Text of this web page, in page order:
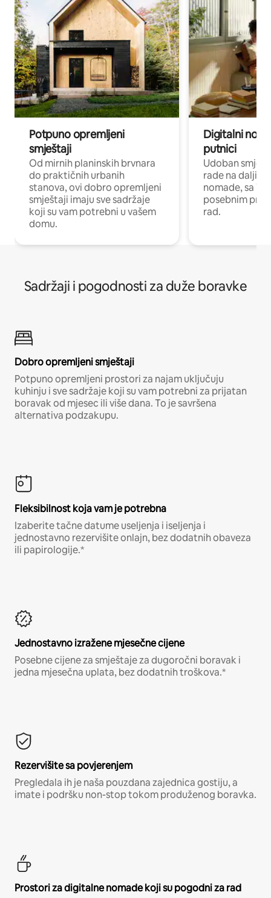
Potpuno opremljeni
smještaji
Od mirnih planinskih brvnara
do praktičnih urbanih
stanova, ovi dobro opremljeni
smještaji imaju sve sadržaje
koji su vam potrebni u vašem
domu.
Digitalni
putnici
Udoban
rade na
nomade, sa
posebnim
rad.
Sadržaji i pogodnosti za duže boravke
Dobro opremljeni smještaji
Potpuno opremljeni prostori za najam uključuju
kuhinju i sve sadržaje koji su vam potrebni za prijatan
boravak od mjesec ili više dana. To je savršena
alternativa podzakupu.
Fleksibilnost koja vam je potrebna
Izaberite tačne datume useljenja i iseljenja i
jednostavno rezervišite onlajn, bez dodatnih obaveza
ili papirologije.*
Jednostavno izražene mjesečne cijene
Posebne cijene za smještaje za dugoročni boravak i
jedna mjesečna uplata, bez dodatnih troškova.*
Rezervišite sa povjerenjem
Pregledala ih je naša pouzdana zajednica gostiju, a
imate i podršku non-stop tokom produženog boravka.
Prostori za digitalne nomade koji su pogodni za rad